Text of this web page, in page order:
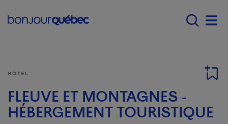
Main navigation -
HÔTEL
FLEUVE ET MONTAGNES -
HÉBERGEMENT TOURISTIQUE